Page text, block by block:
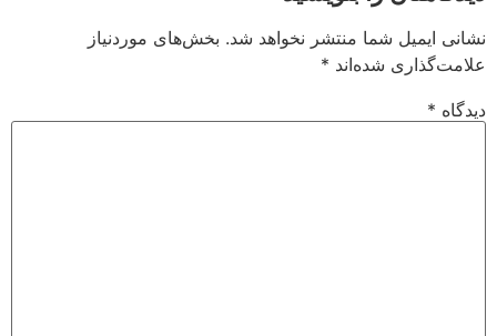
نشانی ایمیل شما منتشر نخواهد شد. بخش‌های موردنیاز
علامت‌گذاری شده‌اند *
دیدگاه *